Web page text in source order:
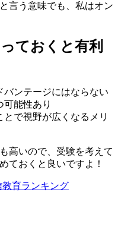
言う意味でも、私はオン
ておくと有利
バンテージにはならない
能性あり
で視野が広くなるメリ
高いので、受験を考えて
ておくと良いですよ！
育ランキング